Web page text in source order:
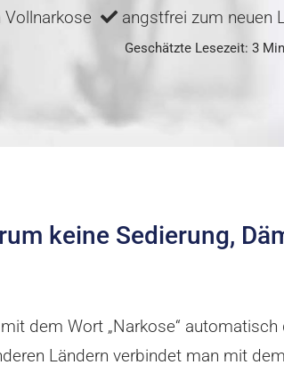
angstfrei zum neuen
Geschätzte Lesezeit: 3
keine Sedierung,
dem Wort „Narkose“ automatisch
Ländern verbindet man mit